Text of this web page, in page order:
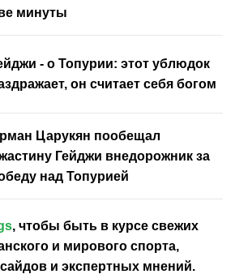
минуты
- о Топурии: этот ублюдок
он считает себя богом
Царукян пообещал
Гейджи внедорожник за
над Топурией
, чтобы быть в курсе свежих
и мирового спорта,
и экспертных мнений.